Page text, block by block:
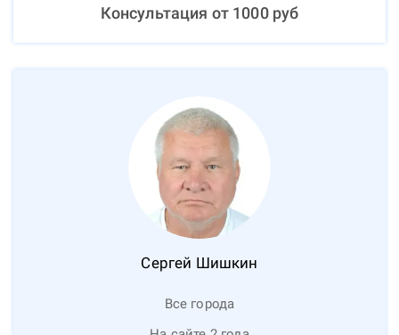
Консультация от 1000руб
Сергей Шишкин
Все города